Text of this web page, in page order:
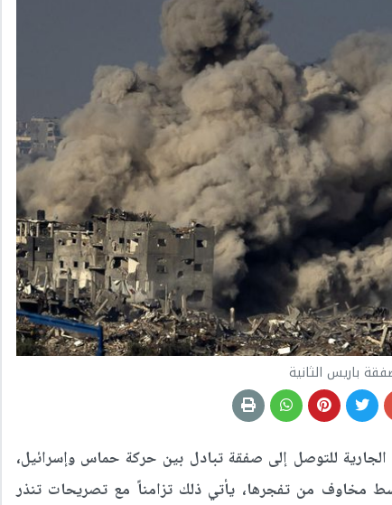
باريس الثانية
للتوصل إلى صفقة تبادل بين حركة حماس وإسرائيل،
وسط مخاوف من تفجرها، يأتي ذلك تزامناً مع تصريحات تنذر